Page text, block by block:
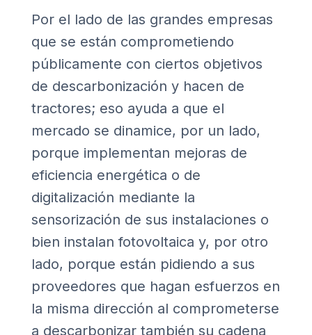
Por el lado de las grandes empresas
que se están comprometiendo
públicamente con ciertos objetivos
de descarbonización y hacen de
tractores; eso ayuda a que el
mercado se dinamice, por un lado,
porque implementan mejoras de
eficiencia energética o de
digitalización mediante la
sensorización de sus instalaciones o
bien instalan fotovoltaica y, por otro
lado, porque están pidiendo a sus
proveedores que hagan esfuerzos en
la misma dirección al comprometerse
a descarbonizar también su cadena